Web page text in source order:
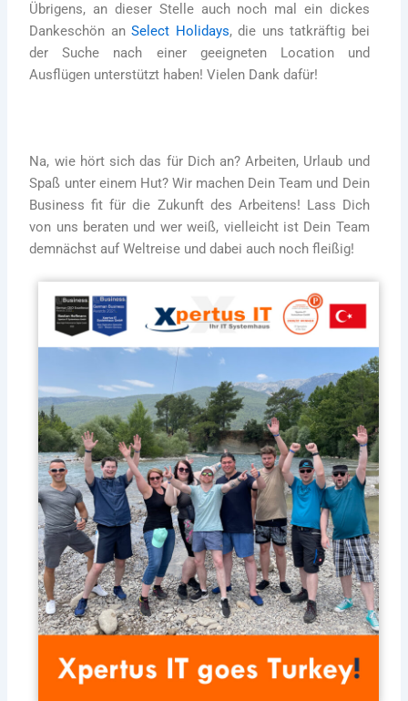
Übrigens, an dieser Stelle auch noch mal ein dickes
Dankeschön anSelect Holidays, die uns tatkräftig bei
der Suche nach einer geeigneten Location und
Ausflügen unterstützt haben! Vielen Dank dafür!
Na, wie hört sich das für Dich an? Arbeiten, Urlaub und
Spaß unter einem Hut? Wir machen Dein Team und Dein
Business fit für die Zukunft des Arbeitens! Lass Dich
von uns beraten und wer weiß, vielleicht ist Dein Team
demnächst auf Weltreise und dabei auch noch fleißig!